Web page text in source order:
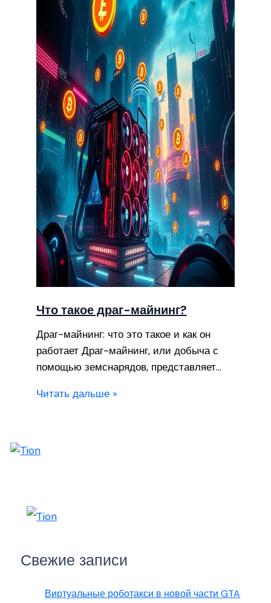
Что такое драг-майнинг?
Драг-майнинг: что это такое и как он
работает Драг-майнинг, или добыча с
помощью земснарядов, представляет…
Читать дальше »
Свежие записи
Виртуальные роботакси в новой части GTA